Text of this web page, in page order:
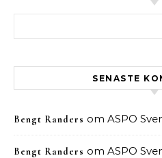
SENASTE
Bengt Randers om ASPO
Bengt Randers om ASPO